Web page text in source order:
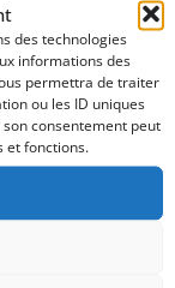
des technologies
informations des
permettra de traiter
ou les ID uniques
consentement peut
et fonctions.
à vous envoyer nos